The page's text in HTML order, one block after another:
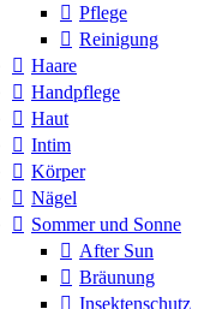
Pflege
Reinigung
Haare
Handpflege
Haut
Intim
Körper
Nägel
Sommer und Sonne
After Sun
Bräunung
Insektenschutz